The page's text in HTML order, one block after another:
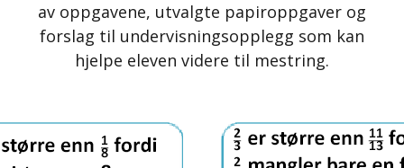
av oppgavene, utvalgte papiroppgaver og
forslag til undervisningsopplegg som kan
hjelpe eleven videre til mestring.